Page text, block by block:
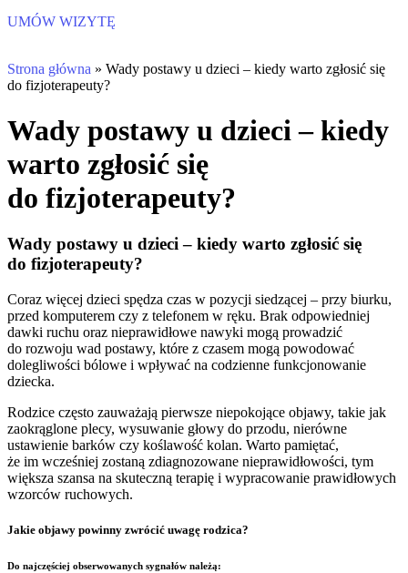
UMÓW WIZYTĘ
Strona główna » Wady postawy u dzieci – kiedy warto zgłosić się
do fizjoterapeuty?
Wady postawy u dzieci – kiedy
warto zgłosić się
do fizjoterapeuty?
Wady postawy u dzieci – kiedy warto zgłosić się
do fizjoterapeuty?
Coraz więcej dzieci spędza czas w pozycji siedzącej – przy biurku,
przed komputerem czy z telefonem w ręku. Brak odpowiedniej
dawki ruchu oraz nieprawidłowe nawyki mogą prowadzić
do rozwoju wad postawy, które z czasem mogą powodować
dolegliwości bólowe i wpływać na codzienne funkcjonowanie
dziecka.
Rodzice często zauważają pierwsze niepokojące objawy, takie jak
zaokrąglone plecy, wysuwanie głowy do przodu, nierówne
ustawienie barków czy koślawość kolan. Warto pamiętać,
że im wcześniej zostaną zdiagnozowane nieprawidłowości, tym
większa szansa na skuteczną terapię i wypracowanie prawidłowych
wzorców ruchowych.
Jakie objawy powinny zwrócić uwagę rodzica?
Do najczęściej obserwowanych sygnałów należą: